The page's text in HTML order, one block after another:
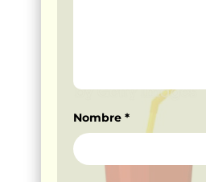
Nombre *